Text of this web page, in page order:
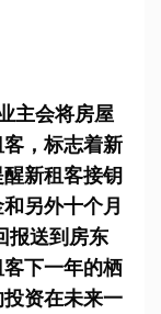
主会将房屋
，标志着新
新租客接钥
另外十个月
报送到房东
下一年的栖
资在未来一